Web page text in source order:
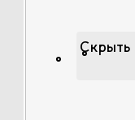
Скрыть